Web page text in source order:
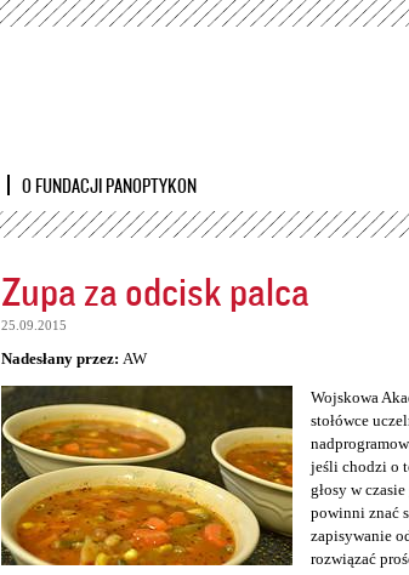
Przejdź
O FUNDACJI PANOPTYKON
Zupa za odcisk palca
25.09.2015
Nadesłany przez: AW
Wojskowa
stołówce
jeśli chodzi o
głosy w
powinni znać
zapisywanie
rozwiązać